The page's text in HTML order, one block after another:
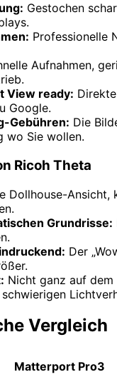
Gestochen
Professionelle
Aufnahmen,
View ready:
Google.
Gebühren: Die
wo Sie wollen.
Ricoh Theta
Dollhouse-Ansicht,
Grundrisse:
Der
Nicht ganz auf dem
Vergleich
Matterport Pro3